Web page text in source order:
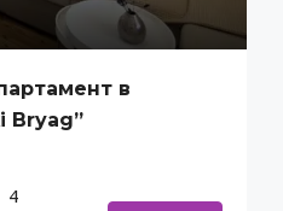
в
Bryag”
4